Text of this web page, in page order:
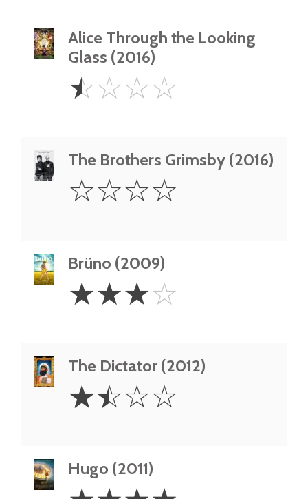
Alice Through the Looking
Glass (2016)
0.5
Star
☆☆☆☆
The Brothers Grimsby (2016)
Star
☆☆☆☆
Brüno (2009)
Stars
☆☆☆☆
The Dictator (2012)
1.5
Stars
☆☆☆☆
Hugo (2011)